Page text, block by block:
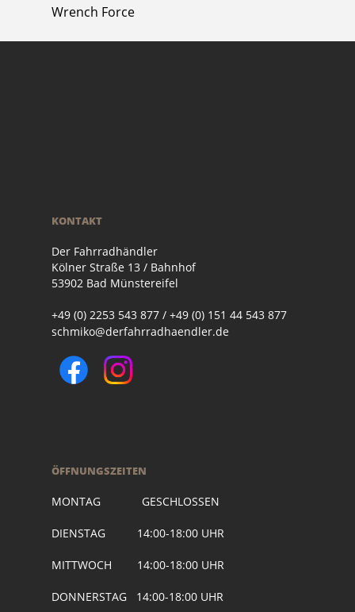
Wrench Force
KONTAKT
Der Fahrradhändler
Kölner Straße 13 / Bahnhof
53902 Bad Münstereifel
+49 (0) 2253 543 877 / +49 (0) 151 44 543 877
schmiko@derfahrradhaendler.de
ÖFFNUNGSZEITEN
MONTAG GESCHLOSSEN
DIENSTAG 14:00-18:00 UHR
MITTWOCH 14:00-18:00 UHR
DONNERSTAG 14:00-18:00 UHR